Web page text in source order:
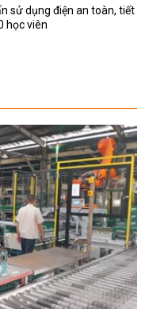
sử dụng điện an toàn, tiết
học viên